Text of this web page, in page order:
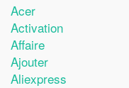
Acer
Activation
Affaire
Ajouter
Aliexpress